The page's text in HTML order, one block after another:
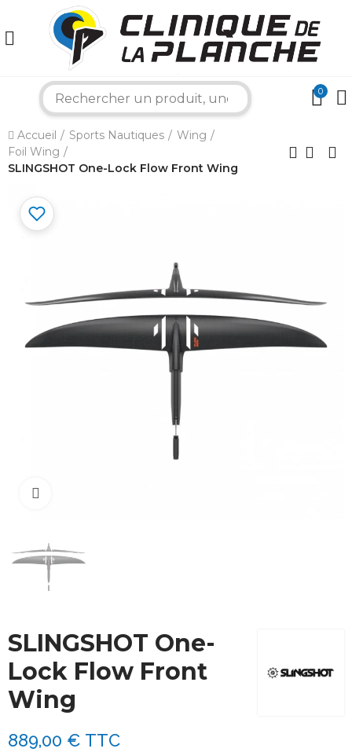
0
Accueil Sports Nautiques
Wing
Foil Wing
SLINGSHOT One-Lock Flow Front Wing
SLINGSHOT One-
Lock Flow Front
Wing
889,00 € TTC
×
Bonjour ! Je suis votre expert nautique.
Comment puis-je vous aider aujourd'hui ?